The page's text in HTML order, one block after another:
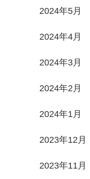
2024年5月
2024年4月
2024年3月
2024年2月
2024年1月
2023年12月
2023年11月